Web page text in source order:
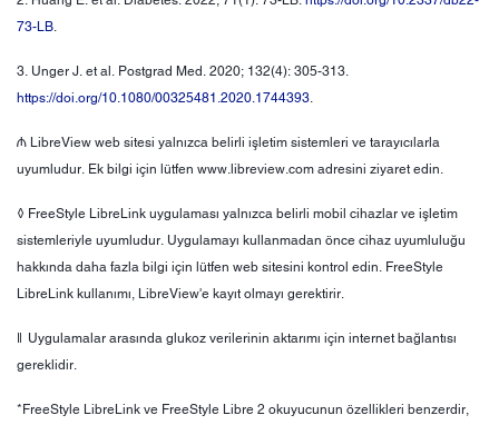
73-LB
3. Unger J. et al. Postgrad Med. 2020; 132(4): 305-313.
https://doi.org/10.1080/00325481.2020.1744393
₼ LibreView web sitesi yalnızca belirli işletim sistemleri ve tarayıcılarla
uyumludur. Ek bilgi için lütfen www.libreview.com adresini ziyaret edin.
◊ FreeStyle LibreLink uygulaması yalnızca belirli mobil cihazlar ve işletim
sistemleriyle uyumludur. Uygulamayı kullanmadan önce cihaz uyumluluğu
hakkında daha fazla bilgi için lütfen web sitesini kontrol edin. FreeStyle
LibreLink kullanımı, LibreView'e kayıt olmayı gerektirir.
ǁ Uygulamalar arasında glukoz verilerinin aktarımı için internet bağlantısı
gereklidir.
*FreeStyle LibreLink ve FreeStyle Libre 2 okuyucunun özellikleri benzerdir,